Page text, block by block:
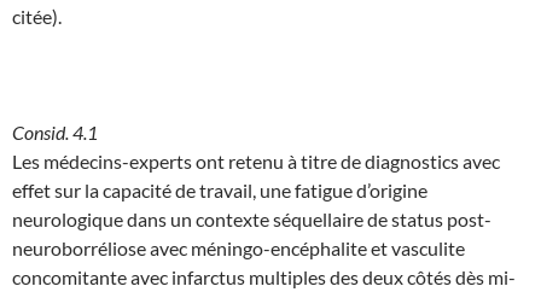
citée).
Consid. 4.1
Les médecins-experts ont retenu à titre de diagnostics avec
effet sur la capacité de travail, une fatigue d’origine
neurologique dans un contexte séquellaire de status post-
neuroborréliose avec méningo-encéphalite et vasculite
concomitante avec infarctus multiples des deux côtés dès mi-